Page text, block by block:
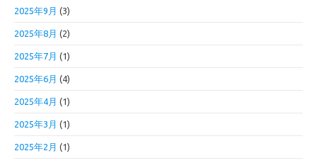
2025年9月 (3)
2025年8月 (2)
2025年7月 (1)
2025年6月 (4)
2025年4月 (1)
2025年3月 (1)
2025年2月 (1)